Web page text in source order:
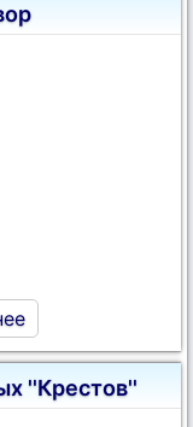
''Крестов''